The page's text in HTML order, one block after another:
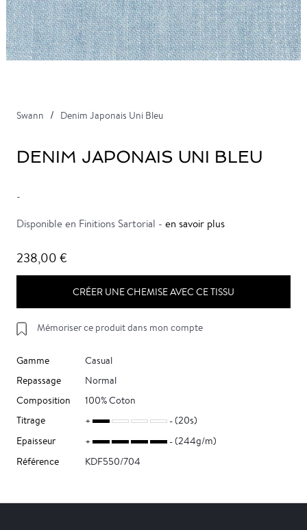
Swann Denim Japonais Uni Bleu
DENIM JAPONAIS UNI BLEU
-
Disponible en Finitions Sartorial - en savoir plus
238,00 €
CRÉER UNE CHEMISE AVEC CE TISSU
Mémoriser ce produit dans mon compte
Gamme
Casual
Repassage
Normal
Composition
100% Coton
Titrage
(20s)
Epaisseur
(244g/m)
Référence
KDF550/704